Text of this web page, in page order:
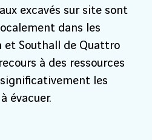
excavés sur site sont
dans les
et Southall de Quattro
à des ressources
les
évacuer.